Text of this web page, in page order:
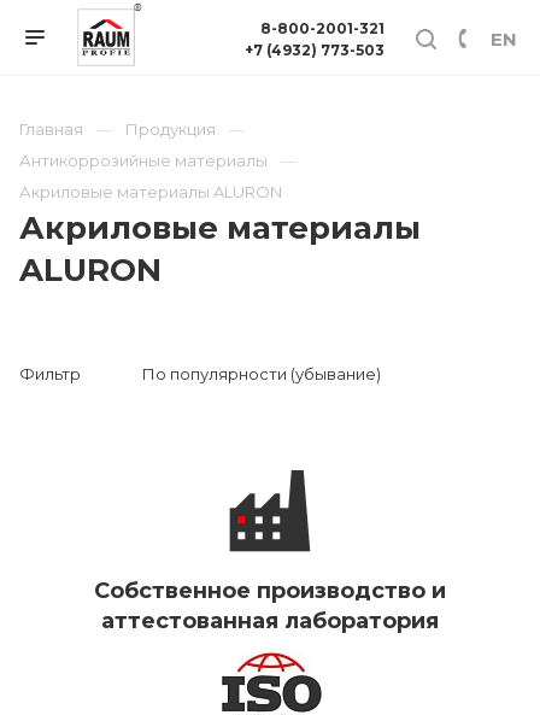
EN
8-800-2001-321
+7 (4932) 773-503
Главная
Продукция
Антикоррозийные материалы
Акриловые материалы ALURON
Акриловые материалы
ALURON
Фильтр По популярности (убывание)
Собственное производство и
аттестованная лаборатория